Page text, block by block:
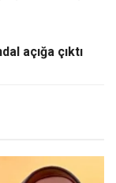
açığa çıktı